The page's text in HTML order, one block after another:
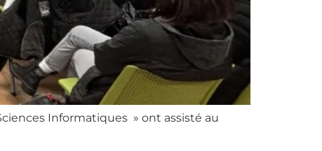
Informatiques » ont assisté au